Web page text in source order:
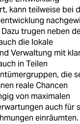
kann teilweise bei
trugen neben
die lokale
Verwaltung mit
in Teilen
die
reale Chancen
von maximalen
auch für
einräumten.